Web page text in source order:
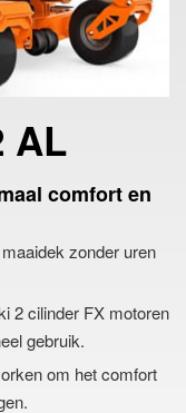
AL
comfort en
zonder uren
2 cilinder FX motoren
gebruik.
om het comfort